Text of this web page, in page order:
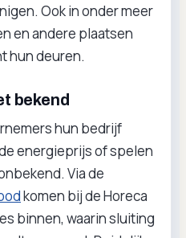
Ook in onder meer
en andere plaatsen
hun deuren.
bekend
hun bedrijf
energieprijs of spelen
Via de
komen bij de Horeca
binnen, waarin sluiting